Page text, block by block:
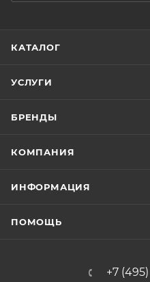
КАТАЛОГ
УСЛУГИ
БРЕНДЫ
КОМПАНИЯ
ИНФОРМАЦИЯ
ПОМОЩЬ
+7